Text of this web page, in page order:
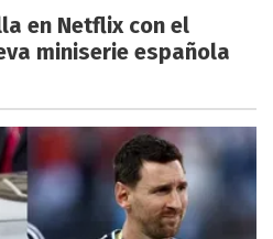
en Netflix con el
miniserie española